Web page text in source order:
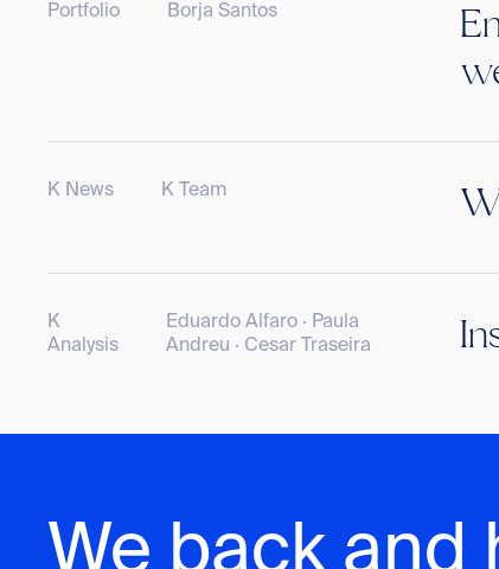
Portfolio Borja Santos
K News K Team
K
Analysis
Eduardo Alfaro · Paula
Andreu · Cesar Traseira
We back and